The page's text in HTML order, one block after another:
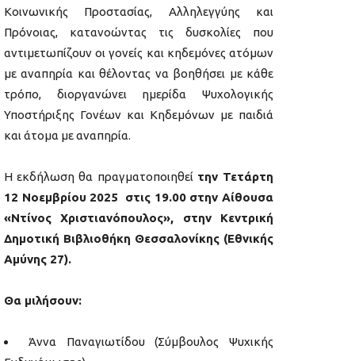
Κοινωνικής Προστασίας, Αλληλεγγύης και
Πρόνοιας, κατανοώντας τις δυσκολίες που
αντιμετωπίζουν οι γονείς και κηδεμόνες ατόμων
με αναπηρία και θέλοντας να βοηθήσει με κάθε
τρόπο, διοργανώνει ημερίδα Ψυχολογικής
Υποστήριξης Γονέων και Κηδεμόνων με παιδιά
και άτομα με αναπηρία.
Η εκδήλωση θα πραγματοποιηθεί την Τετάρτη
12 Νοεμβρίου 2025 στις 19.00 στην Αίθουσα
«Ντίνος Χριστιανόπουλος», στην Κεντρική
Δημοτική Βιβλιοθήκη Θεσσαλονίκης (Εθνικής
Αμύνης 27).
Θα μιλήσουν:
Άννα Παναγιωτίδου (Σύμβουλος Ψυχικής